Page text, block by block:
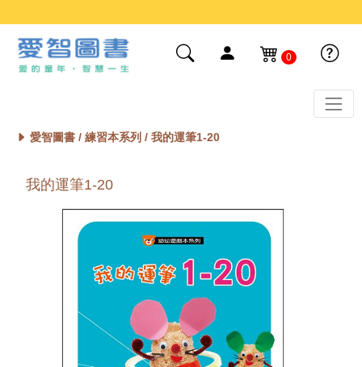
0
愛智圖書 / 練習本系列/ 我的運筆1-20
我的運筆1-20